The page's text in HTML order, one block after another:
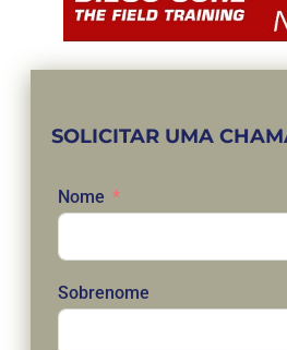
SOLICITAR UMA
Nome
Sobrenome